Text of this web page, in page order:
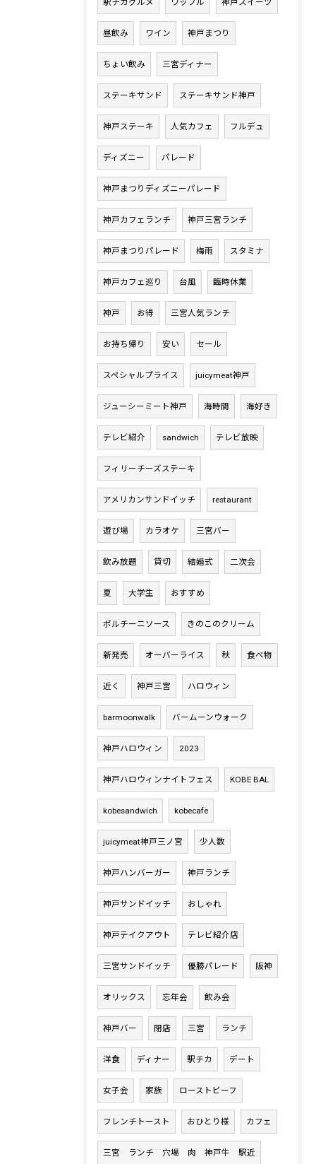
駅チカグルメ ワッフル 神戸スイーツ
昼飲み ワイン 神戸まつり
ちょい飲み 三宮ディナー
ステーキサンド ステーキサンド神戸
神戸ステーキ 人気カフェ フルデュ
ディズニー パレード
神戸まつりディズニーパレード
神戸カフェランチ 神戸三宮ランチ
神戸まつりパレード 梅雨 スタミナ
神戸カフェ巡り 台風 臨時休業
神戸 お得 三宮人気ランチ
お持ち帰り 安い セール
スペシャルプライス juicymeat神戸
ジューシーミート神戸 海時間 海好き
テレビ紹介 sandwich テレビ放映
フィリーチーズステーキ
アメリカンサンドイッチ restaurant
遊び場 カラオケ 三宮バー
飲み放題 貸切 結婚式 二次会
夏 大学生 おすすめ
ポルチーニソース きのこのクリーム
新発売 オーバーライス 秋 食べ物
近く 神戸三宮 ハロウィン
barmoonwalk バームーンウォーク
神戸ハロウィン 2023
神戸ハロウィンナイトフェス KOBE BAL
kobesandwich kobecafe
juicymeat神戸三ノ宮 少人数
神戸ハンバーガー 神戸ランチ
神戸サンドイッチ おしゃれ
神戸テイクアウト テレビ紹介店
三宮サンドイッチ 優勝パレード 阪神
オリックス 忘年会 飲み会
神戸バー 閉店 三宮 ランチ
洋食 ディナー 駅チカ デート
女子会 家族 ローストビーフ
フレンチトースト おひとり様 カフェ
三宮 ランチ 穴場 肉 神戸牛 駅近